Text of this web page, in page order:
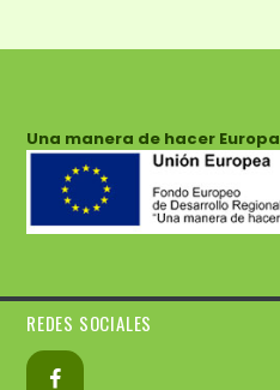
Una manera de hacer Europa
REDES SOCIALES